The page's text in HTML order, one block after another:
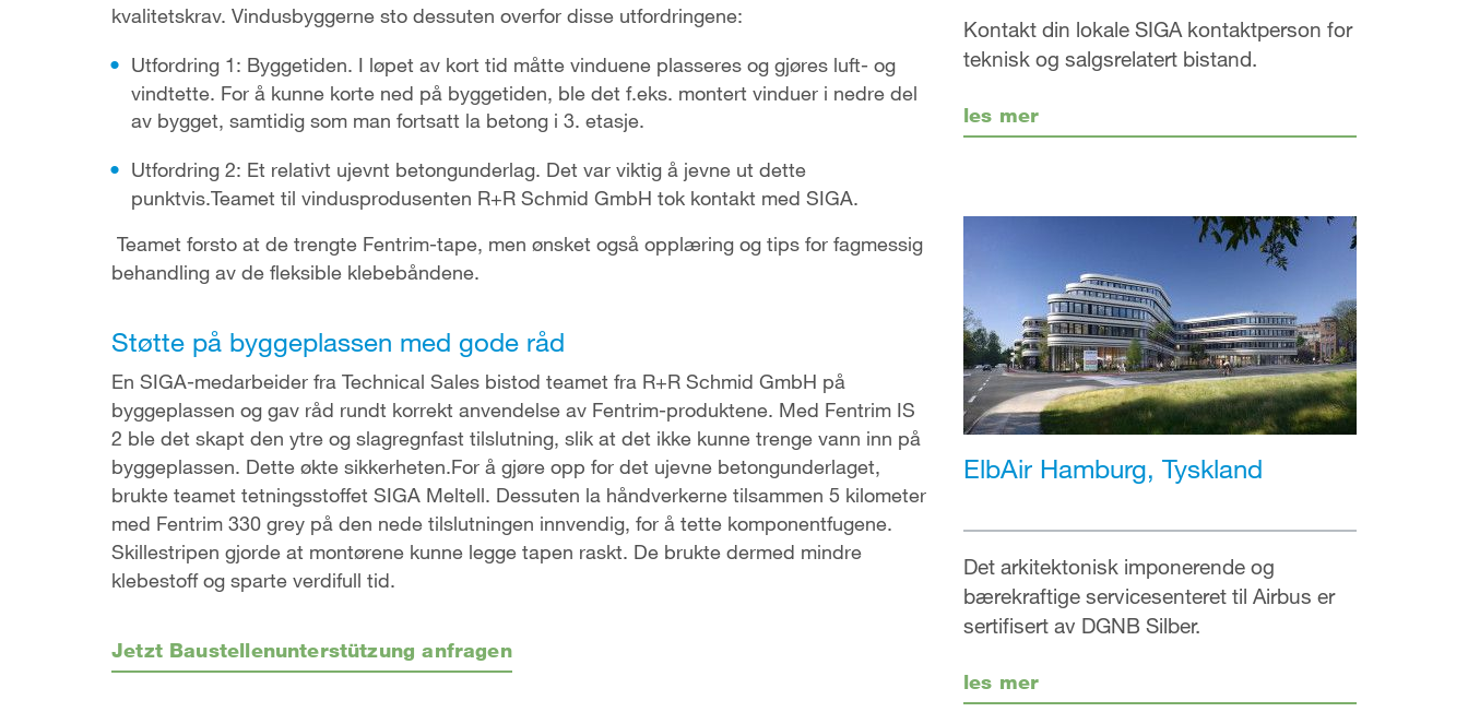
kvalitetskrav. Vindusbyggerne sto dessuten overfor disse utfordringene:
Utfordring 1: Byggetiden. I løpet av kort tid måtte vinduene plasseres og gjøres luft- og
vindtette. For å kunne korte ned på byggetiden, ble det f.eks. montert vinduer i nedre del
av bygget, samtidig som man fortsatt la betong i 3. etasje.
Utfordring 2: Et relativt ujevnt betongunderlag. Det var viktig å jevne ut dette
punktvis.Teamet til vindusprodusenten R+R Schmid GmbH tok kontakt med SIGA.
Teamet forsto at de trengte Fentrim-tape, men ønsket også opplæring og tips for fagmessig
behandling av de fleksible klebebåndene.
Støtte på byggeplassen med gode råd
En SIGA-medarbeider fra Technical Sales bistod teamet fra R+R Schmid GmbH på
byggeplassen og gav råd rundt korrekt anvendelse av Fentrim-produktene. Med Fentrim IS
2 ble det skapt den ytre og slagregnfast tilslutning, slik at det ikke kunne trenge vann inn på
byggeplassen. Dette økte sikkerheten.For å gjøre opp for det ujevne betongunderlaget,
brukte teamet tetningsstoffet SIGA Meltell. Dessuten la håndverkerne tilsammen 5 kilometer
med Fentrim 330 grey på den nede tilslutningen innvendig, for å tette komponentfugene.
Skillestripen gjorde at montørene kunne legge tapen raskt. De brukte dermed mindre
klebestoff og sparte verdifull tid.
Jetzt Baustellenunterstützung anfragen
Kontakt din lokale SIGA kontaktperson for
teknisk og salgsrelatert bistand.
les mer
ElbAir Hamburg, Tyskland
Det arkitektonisk imponerende og
bærekraftige servicesenteret til Airbus er
sertifisert av DGNB Silber.
les mer